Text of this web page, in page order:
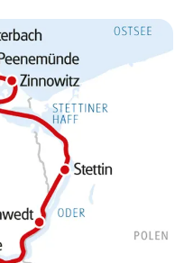
Im Herzen der
befindet sich die
Schleuse
nach Berlin.